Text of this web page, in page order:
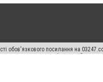
обов'язкового посилання на
прав переслідується Законом.